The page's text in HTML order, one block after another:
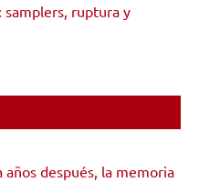
samplers, ruptura y
años después, la memoria